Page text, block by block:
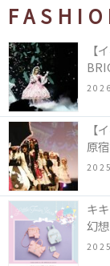
【
【
原
キ
幻
ツ